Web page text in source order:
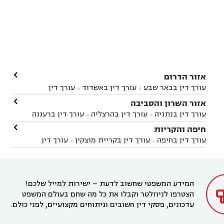
אזור הדרום
עורך דין בבאר שבע  עורך דין באשדוד 
עורך דין
באשקלון
עורך דין בבאר טוביה עורך דין בגן יבנה
עורך דין בניר הבנים עורך דין בערד
זיקים
עורך דין בנתיבות עורך דין בקרית מלאכי

אזור השרון והסביבה
עורך דין בנתניה  עורך דין בהרצליה  עורך דין ברעננה
עורך דין בחדרה עורך דין בכפר סבא
עורך דין בהוד
השרון
עורך דין באבן יהודה
עורך דין בחריש  עורך דין בקיסריה  עורך דין בקדימה

חיפה והקריות
עורך דין בחיפה  עורך דין בקריית מוצקין 
עורך דין
בקרית מוצקין
עורך דין בקריית אתא
עורך דין

המידע המשפטי שחשוב לדעת – ישירות למייל שלכם!
הצטרפו לניוזלטר וקבלו את כל מה שחם בעולם המשפט
עדכונים, פסקי דין חשובים וניתוחים מקצועיים, לפני כולם.